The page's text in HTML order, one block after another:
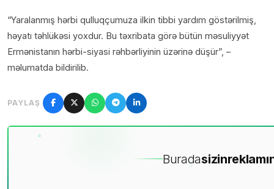
“Yaralanmış hərbi qulluqçumuza ilkin tibbi yardım göstərilmiş,
həyatı təhlükəsi yoxdur. Bu təxribata görə bütün məsuliyyət
Ermənistanın hərbi-siyasi rəhbərliyinin üzərinə düşür”, –
məlumatda bildirilib.
PAYLAŞ
Buradasizin